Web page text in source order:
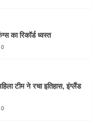
का रिकॉर्ड ध्वस्त
0
टीम ने रचा इतिहास, इंग्लैंड
0